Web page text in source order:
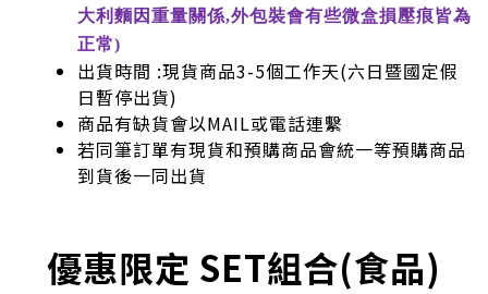
大利麵因重量關係,外包裝會有些微盒損壓痕皆為
正常)
出貨時間 :現貨商品3-5個工作天(六日暨國定假
日暫停出貨)
商品有缺貨會以MAIL或電話連繫
若同筆訂單有現貨和預購商品會統一等預購商品
到貨後一同出貨
優惠限定 SET組合(食品)